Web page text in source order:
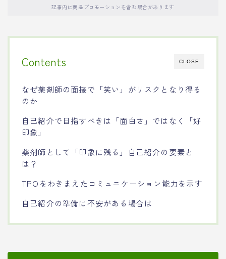
記事内に商品プロモーションを含む場合があります
CLOSE
Contents
なぜ薬剤師の面接で「笑い」がリスクとなり得る
のか
自己紹介で目指すべきは「面白さ」ではなく「好
印象」
薬剤師として「印象に残る」自己紹介の要素と
は？
TPOをわきまえたコミュニケーション能力を示す
自己紹介の準備に不安がある場合は